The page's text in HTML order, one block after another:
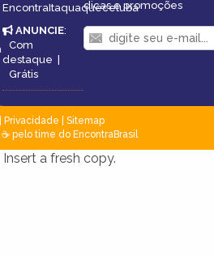
EncontraItaquaquecetuba
ANUNCIE:
Com
destaque
Grátis
dicas e promoções
Privacidade
Sitemap
pelo time do EncontraBrasil
a fresh copy.